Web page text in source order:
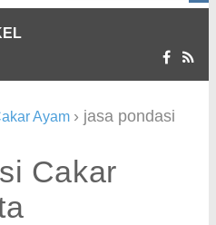
Ayam › jasa pondasi
Cakar